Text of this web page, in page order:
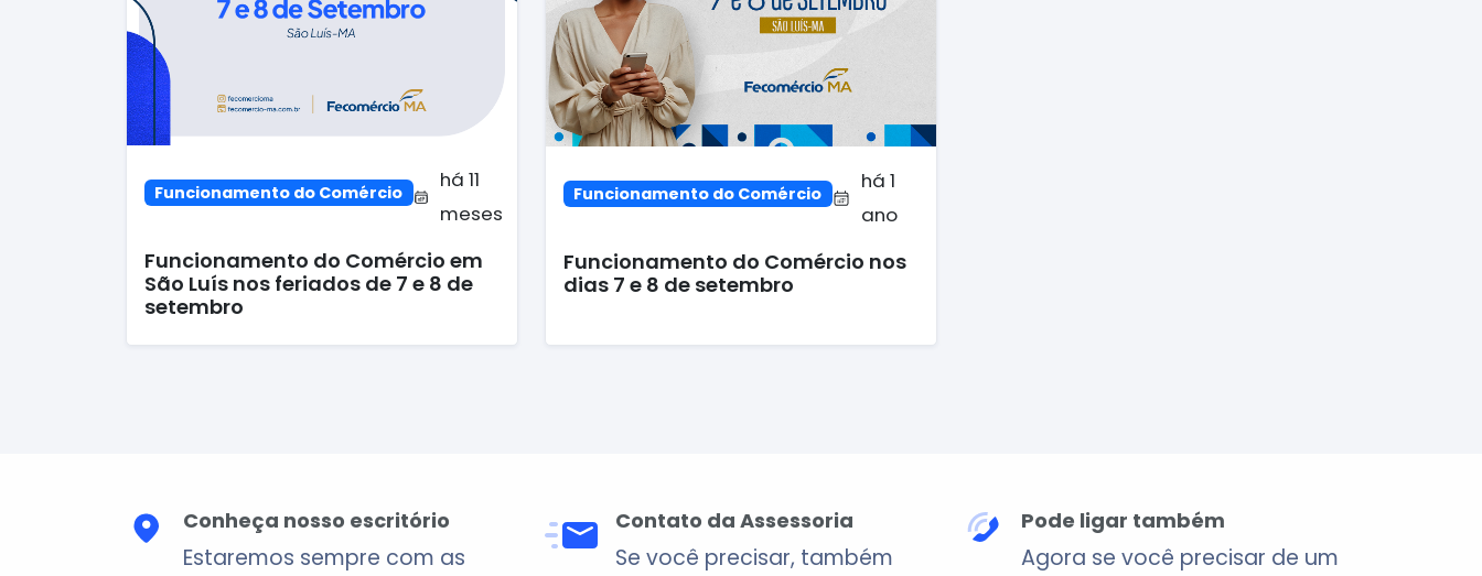
Funcionamento do Comércio
há 11
meses
Funcionamento do Comércio em
São Luís nos feriados de 7 e 8 de
setembro
Funcionamento do Comércio
há 1
ano
Funcionamento do Comércio nos
dias 7 e 8 de setembro
Conheça nosso escritório
Estaremos sempre com as
Contato da Assessoria
Se você precisar, também
Pode ligar também
Agora se você precisar de um